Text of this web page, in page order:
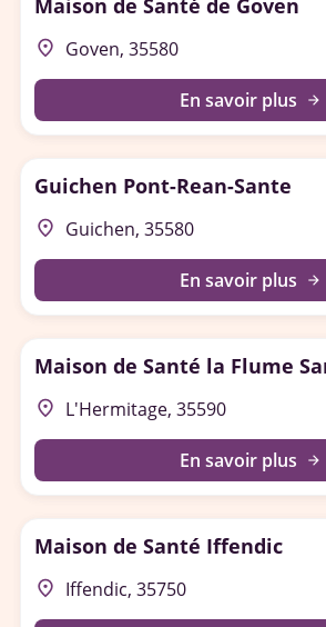
Maison de Santé de Goven
place Goven, 35580
En savoir plus arrow_forward
Guichen Pont-Rean-Sante
place Guichen, 35580
En savoir plus arrow_forward
Maison de Santé la Flume
place L'Hermitage, 35590
En savoir plus arrow_forward
Maison de Santé Iffendic
place Iffendic, 35750